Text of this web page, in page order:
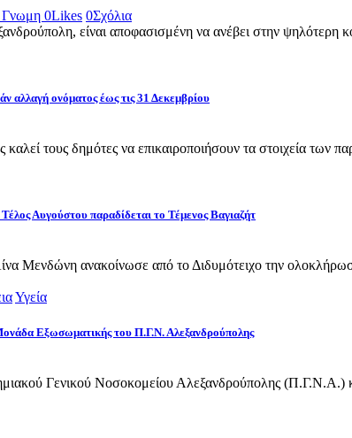
0Likes 0Σχόλια
είναι αποφασισμένη να ανέβει στην ψηλότερη
αλλαγή ονόματος έως τις 31 Δεκεμβρίου
τους δημότες να επικαιροποιήσουν τα στοιχεία των
Αυγούστου παραδίδεται το Τέμενος Βαγιαζήτ
Μενδώνη ανακοίνωσε από το Διδυμότειχο την
Υγεία
Εξωσωματικής του Π.Γ.Ν. Αλεξανδρούπολης
Γενικού Νοσοκομείου Αλεξανδρούπολης (Π.Γ.Ν.Α.)